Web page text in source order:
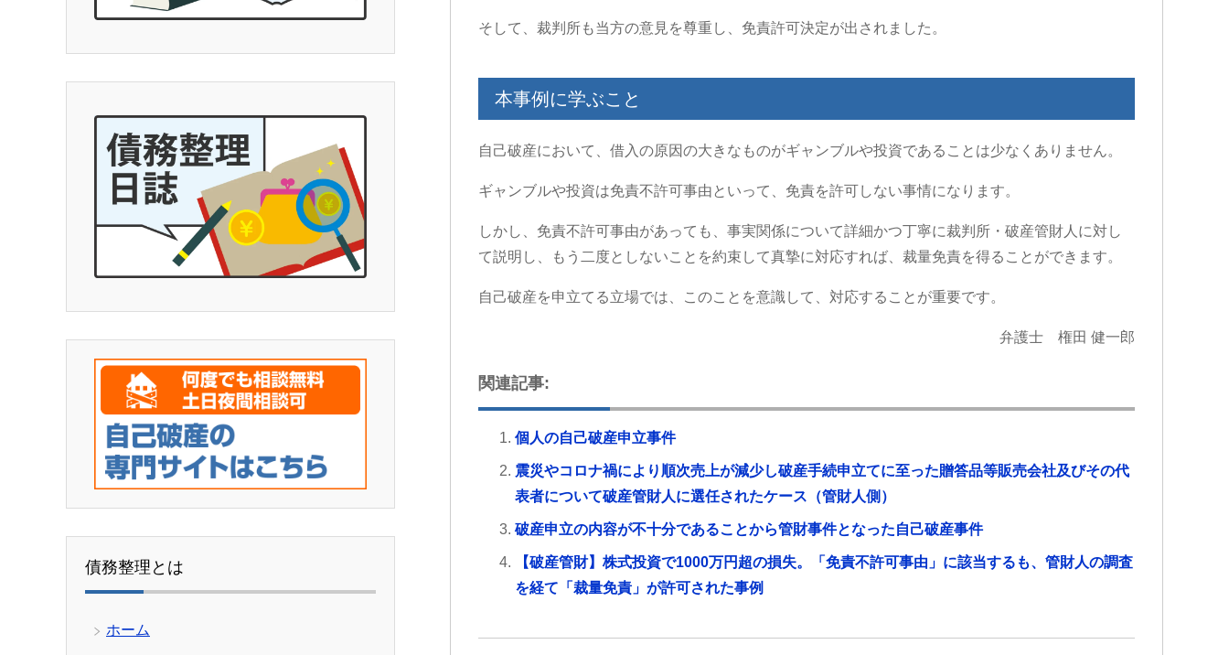
そして、裁判所も当方の意見を尊重し、免責許可決定が出されました。
本事例に学ぶこと
自己破産において、借入の原因の大きなものがギャンブルや投資であることは少なくありません。
ギャンブルや投資は免責不許可事由といって、免責を許可しない事情になります。
しかし、免責不許可事由があっても、事実関係について詳細かつ丁寧に裁判所・破産管財人に対し
て説明し、もう二度としないことを約束して真摯に対応すれば、裁量免責を得ることができます。
自己破産を申立てる立場では、このことを意識して、対応することが重要です。
弁護士 権田 健一郎
関連記事:
個人の自己破産申立事件
震災やコロナ禍により順次売上が減少し破産手続申立てに至った贈答品等販売会社及びその代
表者について破産管財人に選任されたケース（管財人側）
破産申立の内容が不十分であることから管財事件となった自己破産事件
【破産管財】株式投資で1000万円超の損失。「免責不許可事由」に該当するも、管財人の調査
を経て「裁量免責」が許可された事例
債務整理とは
ホーム